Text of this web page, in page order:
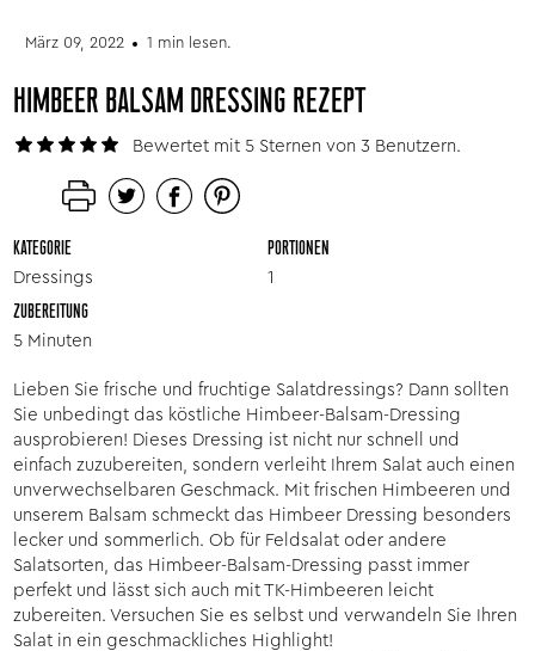
März 09, 2022 1 min lesen.
HIMBEER BALSAM DRESSING REZEPT
Bewertet mit 5 Sternen von 3 Benutzern.
KATEGORIE
Dressings
PORTIONEN
1
ZUBEREITUNG
5 Minuten
Lieben Sie frische und fruchtige Salatdressings? Dann sollten
Sie unbedingt das köstliche Himbeer-Balsam-Dressing
ausprobieren! Dieses Dressing ist nicht nur schnell und
einfach zuzubereiten, sondern verleiht Ihrem Salat auch einen
unverwechselbaren Geschmack. Mit frischen Himbeeren und
unserem Balsam schmeckt das Himbeer Dressing besonders
lecker und sommerlich. Ob für Feldsalat oder andere
Salatsorten, das Himbeer-Balsam-Dressing passt immer
perfekt und lässt sich auch mit TK-Himbeeren leicht
zubereiten. Versuchen Sie es selbst und verwandeln Sie Ihren
Salat in ein geschmackliches Highlight!